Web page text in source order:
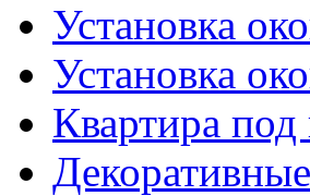
Установка
Установка
Квартира